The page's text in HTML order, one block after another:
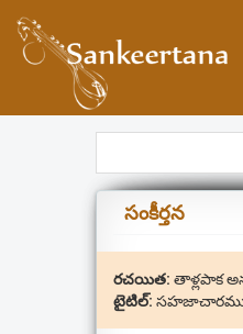
సంకీర్తన
రచయిత: తాళ్లపాక
టైటిల్: